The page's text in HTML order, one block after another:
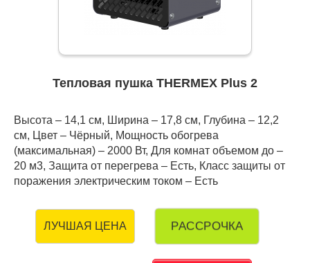
Тепловая пушка THERMEX Plus 2
Высота – 14,1 см, Ширина – 17,8 см, Глубина – 12,2
см, Цвет – Чёрный, Мощность обогрева
(максимальная) – 2000 Вт, Для комнат объемом до –
20 м3, Защита от перегрева – Есть, Класс защиты от
поражения электрическим током – Есть
ЛУЧШАЯ ЦЕНА РАССРОЧКА